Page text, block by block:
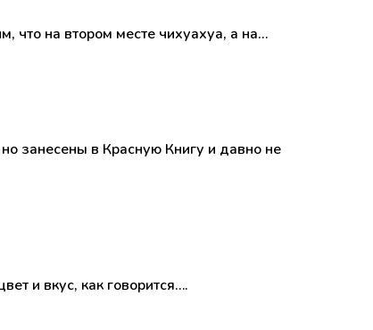
что на втором месте чихуахуа, а на…
занесены в Красную Книгу и давно не
и вкус, как говорится….